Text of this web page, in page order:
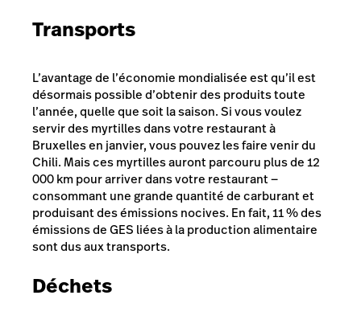
Transports
L’avantage de l’économie mondialisée est qu’il est
désormais possible d’obtenir des produits toute
l’année, quelle que soit la saison. Si vous voulez
servir des myrtilles dans votre restaurant à
Bruxelles en janvier, vous pouvez les faire venir du
Chili. Mais ces myrtilles auront parcouru plus de 12
000 km pour arriver dans votre restaurant —
consommant une grande quantité de carburant et
produisant des émissions nocives. En fait, 11 % des
émissions de GES liées à la production alimentaire
sont dus aux transports.
Déchets